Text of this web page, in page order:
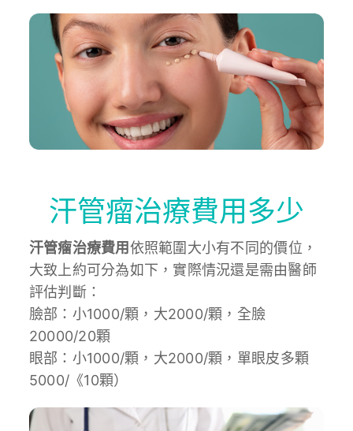
汗管瘤治療費用多少
汗管瘤治療費用依照範圍大小有不同的價位，
大致上約可分為如下，實際情況還是需由醫師
評估判斷：
臉部：小1000/顆，大2000/顆，全臉
20000/20顆
眼部：小1000/顆，大2000/顆，單眼皮多顆
5000/《10顆）